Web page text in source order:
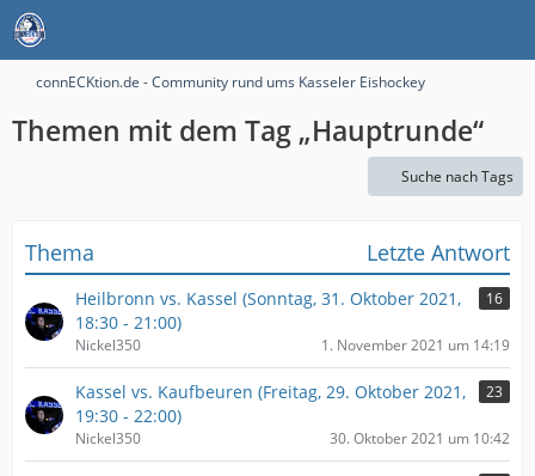
connECKtion.de - Community rund ums Kasseler Eishockey
Themen mit dem Tag „Hauptrunde“
Suche nach Tags
Thema Letzte Antwort
Heilbronn vs. Kassel (Sonntag, 31. Oktober 2021,
18:30 - 21:00)
16
Nickel350 1. November 2021 um 14:19
Kassel vs. Kaufbeuren (Freitag, 29. Oktober 2021,
19:30 - 22:00)
23
Nickel350 30. Oktober 2021 um 10:42